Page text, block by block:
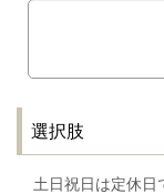
選択肢
土日祝日は定休日